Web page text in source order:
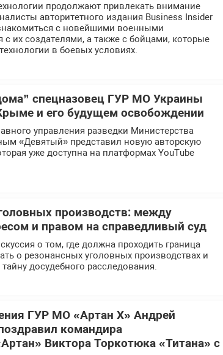
продолжают привлекать внимание
авторитетного издания Business Insider
с новейшими военными
с их создателями, а также с бойцами, которые
в боевых условиях.
спецназовец ГУР МО Украины
и его будущем освобождении
управления разведки Министерства
«Девятый» представил новую авторскую
уже доступна на платформах YouTube
производств: между
и правом на справедливый суд
о том, где должна проходить граница
о резонансных уголовных производствах и
досудебного расследования.
ГУР МО «Артан Х» Андрей
командира
Виктора Торкотюка «Титана» с